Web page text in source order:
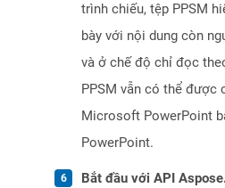
trình chiếu, tệp PPSM
bày với nội dung còn
và ở chế độ chỉ đọc
PPSM vẫn có thể được
Microsoft PowerPoint
PowerPoint.
Bắt đầu với API